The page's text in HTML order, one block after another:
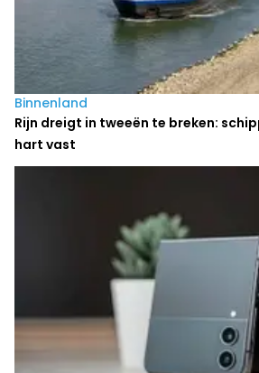
Binnenland
Rijn dreigt in tweeën te breken:
hart vast